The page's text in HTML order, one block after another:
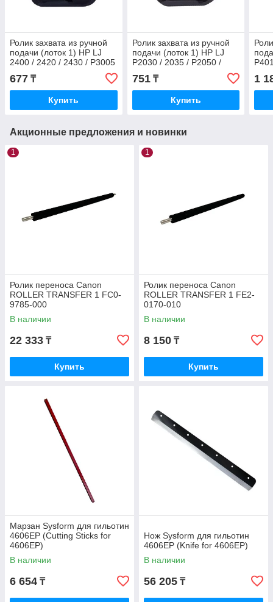
Ролик захвата из ручной
подачи (лоток 1) HP LJ
2400 / 2420 / 2430 / P3005
/ M3027 / M3035 (RL1-
0568 /
677 ₸
Купить
Ролик захвата из ручной
подачи (лоток 1) HP LJ
P2030 / 2035 / P2050 /
P2055 (RL1-2120)
751₸
Купить
1
Акционные предложения и новинки
1
Ролик переноса Canon
ROLLER TRANSFER 1 FC0-
9785-000
В наличии
22 333 ₸
Купить
1
Ролик переноса Canon
ROLLER TRANSFER 1 FE2-
0170-010
В наличии
8 150 ₸
Купить
Марзан Sysform для гильотин
4606EP (Cutting Sticks for
4606EP)
В наличии
6 654 ₸
Нож Sysform для гильотин
4606EP (Knife for 4606EP)
В наличии
56 205 ₸